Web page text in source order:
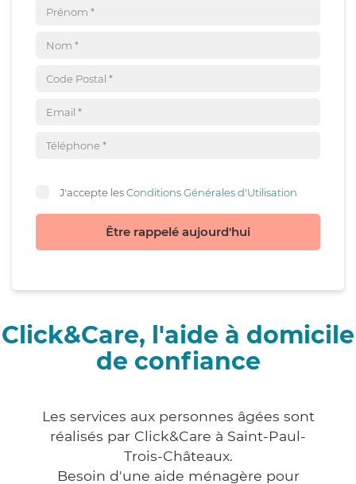
J'accepte lesConditions Générales d'Utilisation
Être rappelé aujourd'hui
Click&Care, l'aide à domicile
de confiance
Les services aux personnes âgées sont
réalisés par Click&Care à Saint-Paul-
Trois-Châteaux.
Besoin d'une aide ménagère pour